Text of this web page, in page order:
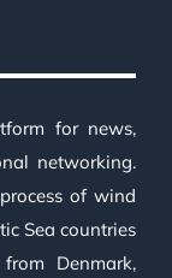
for news,
networking.
of wind
Sea countries
Denmark,